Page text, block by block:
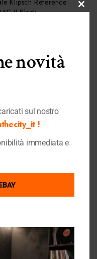
Klipsch Reference
II Black
MX Black
€
novità
sul nostro
!
immediata e